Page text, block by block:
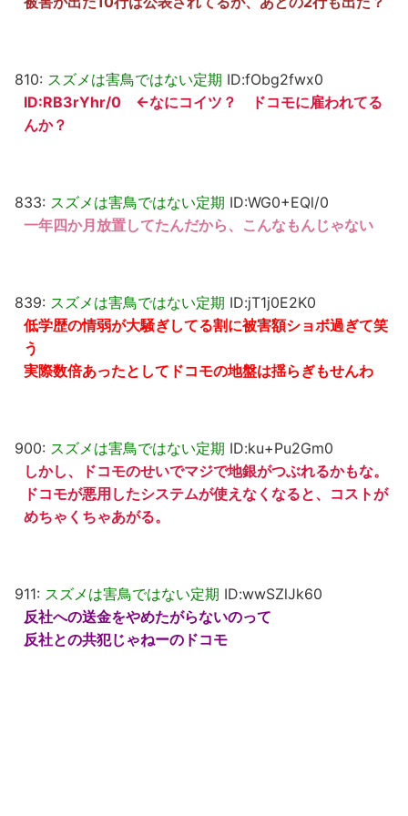
810: スズメは害鳥ではない定期 ID:fObg2fwx0
ID:RB3rYhr/0 ←なにコイツ？ ドコモに雇われてる
んか？
833: スズメは害鳥ではない定期 ID:WG0+EQl/0
一年四か月放置してたんだから、こんなもんじゃない
839: スズメは害鳥ではない定期 ID:jT1j0E2K0
低学歴の情弱が大騒ぎしてる割に被害額ショボ過ぎて笑
う
実際数倍あったとしてドコモの地盤は揺らぎもせんわ
900: スズメは害鳥ではない定期 ID:ku+Pu2Gm0
しかし、ドコモのせいでマジで地銀がつぶれるかもな。
ドコモが悪用したシステムが使えなくなると、コストが
めちゃくちゃあがる。
911: スズメは害鳥ではない定期 ID:wwSZlJk60
反社への送金をやめたがらないのって
反社との共犯じゃねーのドコモ